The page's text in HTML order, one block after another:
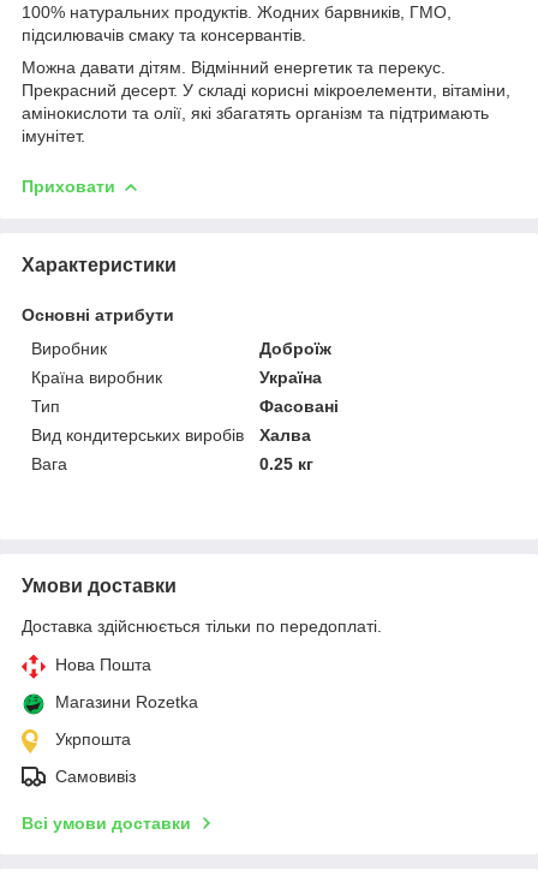
100% натуральних продуктів. Жодних барвників, ГМО,
підсилювачів смаку та консервантів.
Можна давати дітям. Відмінний енергетик та перекус.
Прекрасний десерт. У складі корисні мікроелементи, вітаміни,
амінокислоти та олії, які збагатять організм та підтримають
імунітет.
Приховати
Характеристики
Основні атрибути
Виробник
Доброїж
Країна виробник
Україна
Тип
Фасовані
Вид кондитерських виробів
Халва
Вага
0.25 кг
Умови доставки
Доставка здійснюється тільки по передоплаті.
Нова Пошта
Магазини Rozetka
Укрпошта
Самовивіз
Всі умови доставки